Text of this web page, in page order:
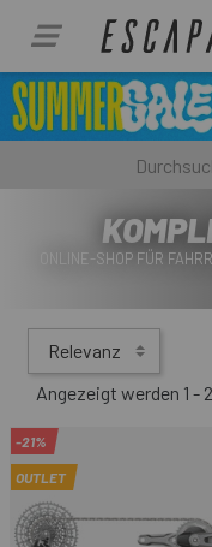
ONLINE-SHOP FÜR
Relevanz
Angezeigt werden 1 -
-21%
OUTLET